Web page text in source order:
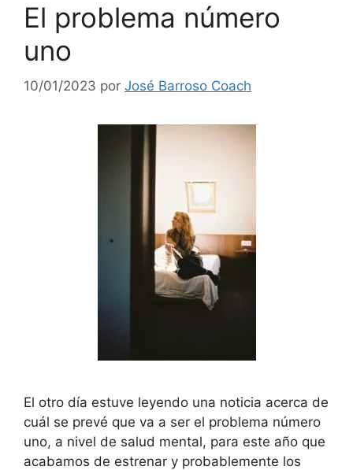
El problema número
uno
10/01/2023 por José Barroso Coach
El otro día estuve leyendo una noticia acerca de
cuál se prevé que va a ser el problema número
uno, a nivel de salud mental, para este año que
acabamos de estrenar y probablemente los